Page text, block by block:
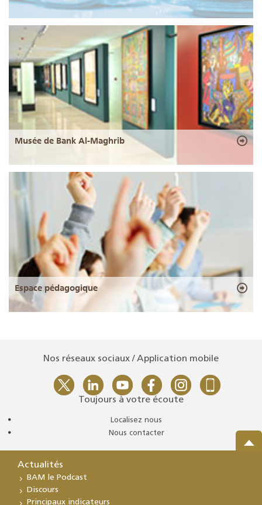
Musée de Bank Al-Maghrib
Espace pédagogique
Nos réseaux sociaux / Application mobile
Toujours à votre écoute
Localisez nous
Nous contacter
Actualités
BAM le Podcast
Discours
Principaux indicateurs